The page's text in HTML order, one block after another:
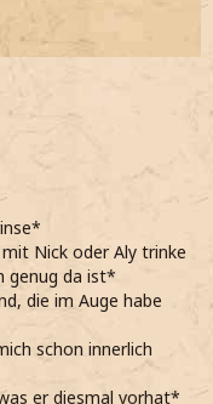
Nick oder Aly trinke
genug da ist*
die im Auge habe
schon innerlich
er diesmal vorhat*